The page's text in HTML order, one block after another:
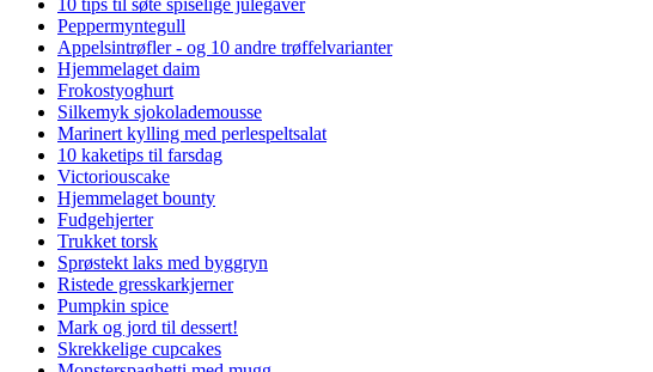
Peppermyntegull
Appelsintrøfler - og 10 andre trøffelvarianter
Hjemmelaget daim
Frokostyoghurt
Silkemyk sjokolademousse
Marinert kylling med perlespeltsalat
10 kaketips til farsdag
Victoriouscake
Hjemmelaget bounty
Fudgehjerter
Trukket torsk
Sprøstekt laks med byggryn
Ristede gresskarkjerner
Pumpkin spice
Mark og jord til dessert!
Skrekkelige cupcakes